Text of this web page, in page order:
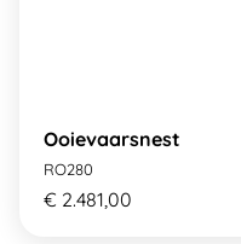
Ooievaarsnest
RO280
€ 2.481,00